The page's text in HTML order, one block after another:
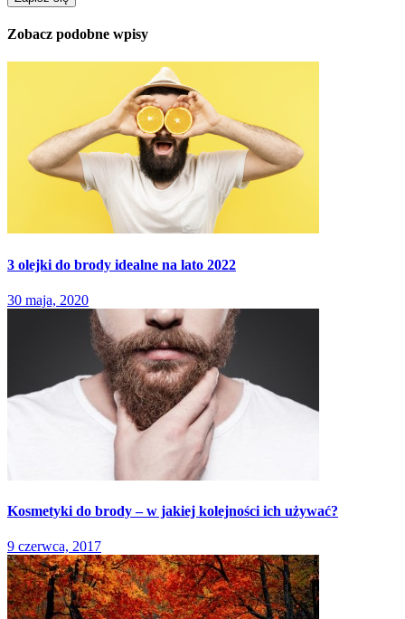
Zobacz podobne wpisy
3 olejki do brody idealne na lato 2022
30 maja, 2020
Kosmetyki do brody – w jakiej kolejności ich używać?
9 czerwca, 2017